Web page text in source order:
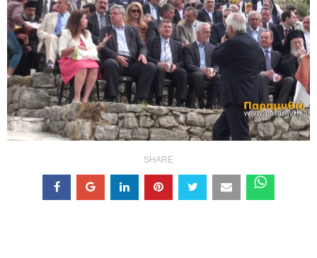
SHARE